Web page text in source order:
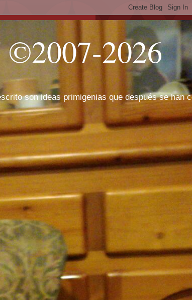
2026
son ideas primigenias que después se han